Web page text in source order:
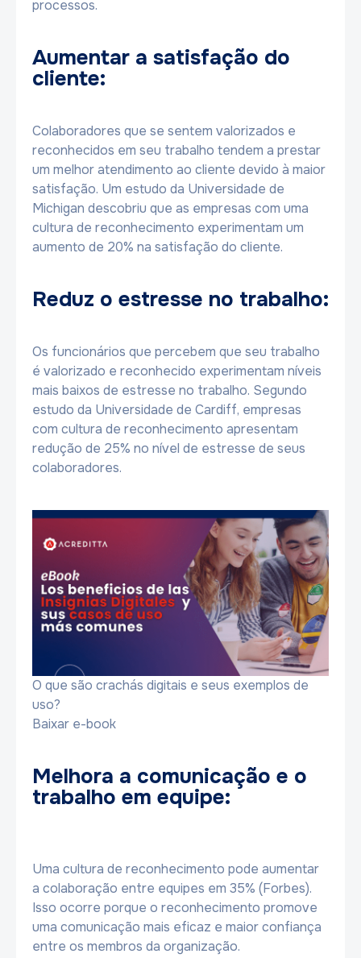
processos.
Aumentar a satisfação do
cliente:
Colaboradores que se sentem valorizados e
reconhecidos em seu trabalho tendem a prestar
um melhor atendimento ao cliente devido à maior
satisfação. Um estudo da Universidade de
Michigan descobriu que as empresas com uma
cultura de reconhecimento experimentam um
aumento de 20% na satisfação do cliente.
Reduz o estresse no trabalho:
Os funcionários que percebem que seu trabalho
é valorizado e reconhecido experimentam níveis
mais baixos de estresse no trabalho. Segundo
estudo da Universidade de Cardiff, empresas
com cultura de reconhecimento apresentam
redução de 25% no nível de estresse de seus
colaboradores.
O que são crachás digitais e seus exemplos de
uso?
Baixar e-book
Melhora a comunicação e o
trabalho em equipe:
Uma cultura de reconhecimento pode aumentar
a colaboração entre equipes em 35% (Forbes).
Isso ocorre porque o reconhecimento promove
uma comunicação mais eficaz e maior confiança
entre os membros da organização.